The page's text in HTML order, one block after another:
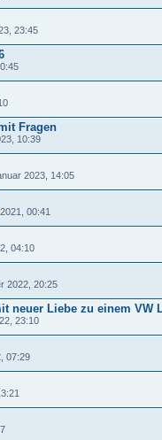
23:45
Fragen
10:39
2023, 14:05
00:41
04:10
2022, 20:25
neuer Liebe zu einem VW
23:10
07:29